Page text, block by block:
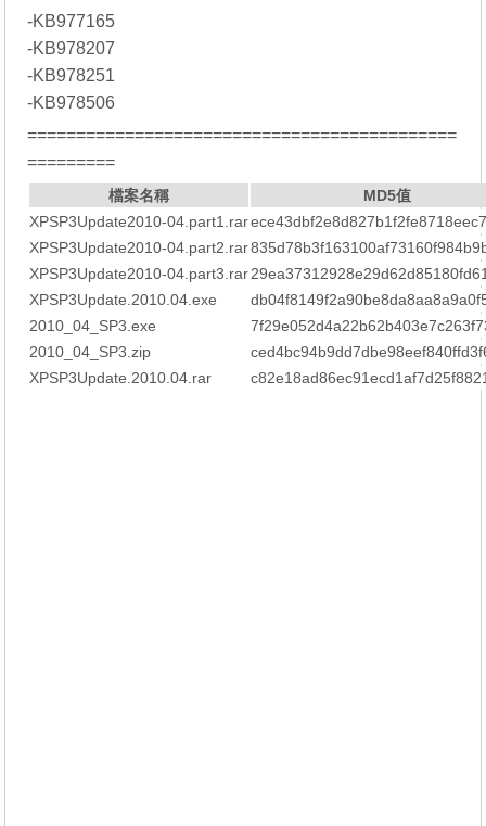
-KB977165
-KB978207
-KB978251
-KB978506
============================================
=========
檔案名稱
MD5值
XPSP3Update2010-04.part1.rar
XPSP3Update2010-04.part2.rar
XPSP3Update2010-04.part3.rar
XPSP3Update.2010.04.exe
2010_04_SP3.exe
2010_04_SP3.zip
XPSP3Update.2010.04.rar